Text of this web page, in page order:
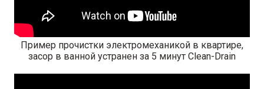
Пример прочистки электромеханикой в квартире,
засор в ванной устранен за 5 минут Clean-Drain